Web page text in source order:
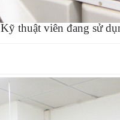
Kỹ thuật viên đang sử